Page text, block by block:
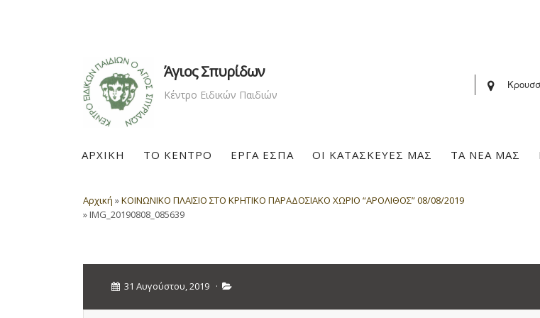
Άγιος Σπυρίδων
Κέντρο Ειδικών Παιδιών
ΑΡΧΙΚΗ ΤΟ ΚΕΝΤΡΟ ΕΡΓΑ ΕΣΠΑ ΟΙ ΚΑΤΑΣΚΕΥΕΣ ΜΑΣ ΤΑ ΝΕΑ ΜΑΣ
Αρχική »ΚΟΙΝΩΝΙΚΟ ΠΛΑΙΣΙΟ ΣΤΟ ΚΡΗΤΙΚΟ ΠΑΡΑΔΟΣΙΑΚΟ ΧΩΡΙΟ “ΑΡΟΛΙΘΟΣ” 08/08/2019
»IMG_20190808_085639
31 Αυγούστου, 2019 ·